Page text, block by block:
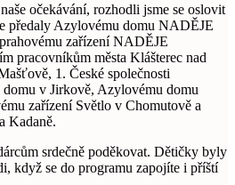
očekávání, rozhodli jsme se oslovit
předaly Azylovému domu NADĚJE
zařízení NADĚJE
pracovníkům města Klášterec nad
1. České společnosti
v Jirkově, Azylovému domu
zařízení Světlo v Chomutově a
Kadaně.
srdečně poděkovat. Dětičky byly
když se do programu zapojíte i příští